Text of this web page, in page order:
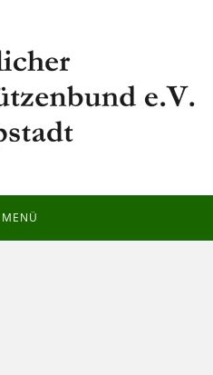
MENÜ